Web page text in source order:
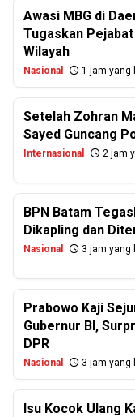
Awasi MBG di
Tugaskan
Wilayah
Nasional 1 jam yang
Setelah Zohran
Sayed Guncang
Internasional 2 jam
BPN Batam
Dikapling dan
Nasional 3 jam yang
Prabowo Kaji
Gubernur BI,
DPR
Nasional 3 jam yang
Isu Kocok Ulang